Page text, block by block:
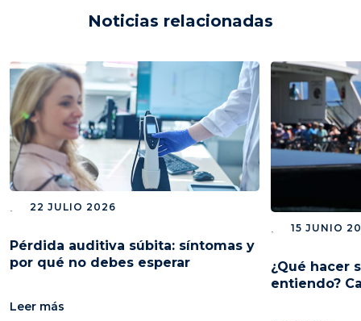
Noticias relacionadas
22 JULIO 2026
Pérdida auditiva súbita: síntomas y
por qué no debes esperar
Leer más
15 JUNIO
¿Qué hacer
entiendo?